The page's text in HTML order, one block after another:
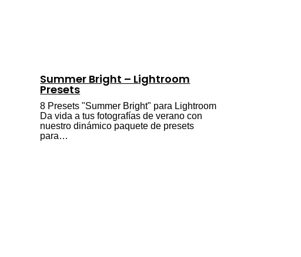
Summer Bright – Lightroom
Presets
8 Presets "Summer Bright" para Lightroom
Da vida a tus fotografías de verano con
nuestro dinámico paquete de presets
para…